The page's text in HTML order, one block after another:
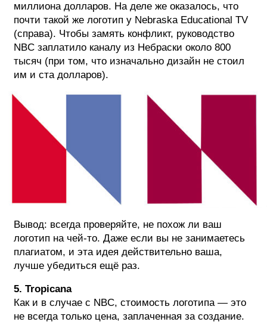
миллиона долларов. На деле же оказалось, что
почти такой же логотип у Nebraska Educational TV
(справа). Чтобы замять конфликт, руководство
NBC заплатило каналу из Небраски около 800
тысяч (при том, что изначально дизайн не стоил
им и ста долларов).
Вывод: всегда проверяйте, не похож ли ваш
логотип на чей-то. Даже если вы не занимаетесь
плагиатом, и эта идея действительно ваша,
лучше убедиться ещё раз.
5. Tropicana
Как и в случае с NBC, стоимость логотипа — это
не всегда только цена, заплаченная за создание.